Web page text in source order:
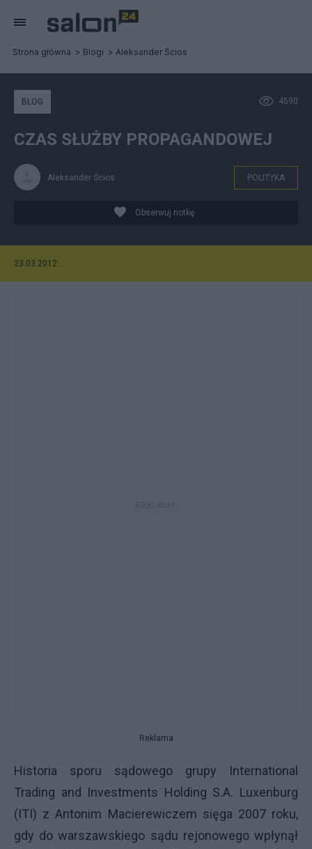
Strona główna Blogi Aleksander Ścios
4590
BLOG
CZAS SŁUŻBY PROPAGANDOWEJ
Aleksander Ścios POLITYKA
Obserwuj notkę
23.03.2012
Reklama
Historia sporu sądowego grupy International
Trading and Investments Holding S.A. Luxenburg
(ITI) z Antonim Macierewiczem sięga 2007 roku,
gdy do warszawskiego sądu rejonowego wpłynął